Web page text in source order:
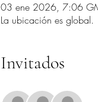
03 ene 2026, 7:06
La ubicación es global.
Invitados